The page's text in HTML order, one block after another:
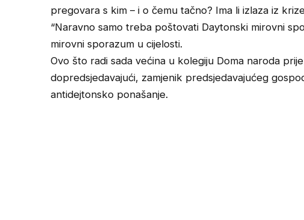
pregovara s kim – i o čemu tačno? Ima li izlaza iz
“Naravno samo treba poštovati Daytonski mirovni
mirovni sporazum u cijelosti.
Ovo što radi sada većina u kolegiju Doma naroda
dopredsjedavajući, zamjenik predsjedavajućeg
antidejtonsko ponašanje.